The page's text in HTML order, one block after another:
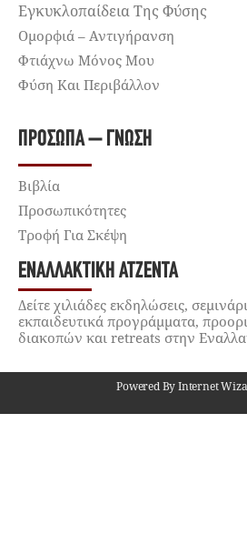
Εγκυκλοπαίδεια Της Φύσης
Ομορφιά – Αντιγήρανση
Φτιάχνω Μόνος Μου
Φύση Και Περιβάλλον
ΠΡΌΣΩΠΑ – ΓΝΏΣΗ
Βιβλία
Προσωπικότητες
Τροφή Για Σκέψη
ΕΝΑΛΛΑΚΤΙΚΉ ΑΤΖΈΝΤΑ
Δείτε χιλιάδες εκδηλώσεις,
εκπαιδευτικά προγράμματα,
διακοπών και retreats στην
Powered By Internet